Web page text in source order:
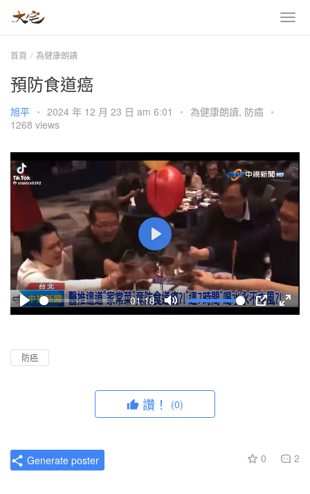
首頁 為健康朗讀
預防食道癌
旭平 • 2024 年 12 月 23 日 am 6:01 • 為健康朗讀, 防癌 •
1268 views
P
a
01:18
M
P
E
l
P
l
a
y
防癌
讚！ (0)
0 2
Generate poster